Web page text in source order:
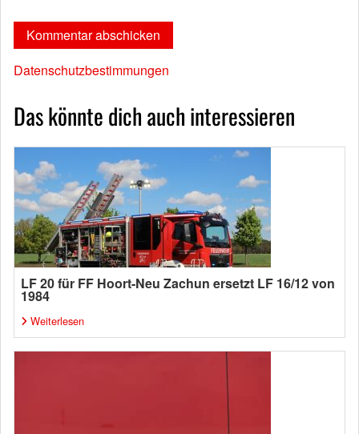
Datenschutzbestimmungen
Das könnte dich auch interessieren
LF 20 für FF Hoort-Neu Zachun ersetzt LF 16/12 von
1984
Weiterlesen